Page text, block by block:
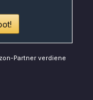
Partner verdiene